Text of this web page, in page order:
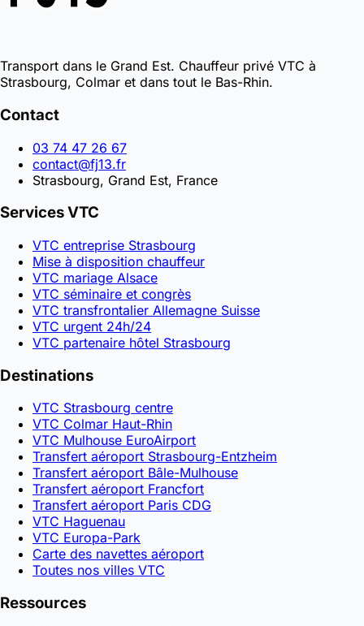
Transport dans le Grand Est. Chauffeur privé VTC à
Strasbourg, Colmar et dans tout le Bas-Rhin.
Contact
03 74 47 26 67
contact@fj13.fr
Strasbourg, Grand Est, France
Services VTC
VTC entreprise Strasbourg
Mise à disposition chauffeur
VTC mariage Alsace
VTC séminaire et congrès
VTC transfrontalier Allemagne Suisse
VTC urgent 24h/24
VTC partenaire hôtel Strasbourg
Destinations
VTC Strasbourg centre
VTC Colmar Haut-Rhin
VTC Mulhouse EuroAirport
Transfert aéroport Strasbourg-Entzheim
Transfert aéroport Bâle-Mulhouse
Transfert aéroport Francfort
Transfert aéroport Paris CDG
VTC Haguenau
VTC Europa-Park
Carte des navettes aéroport
Toutes nos villes VTC
Ressources